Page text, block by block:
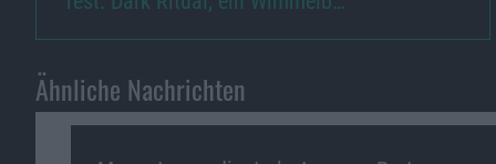
Ähnliche Nachrichten